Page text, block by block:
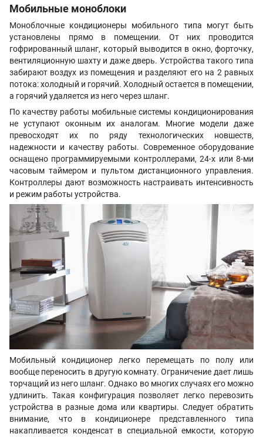
Мобильные моноблоки
Моноблочные кондиционеры мобильного типа могут быть
установлены прямо в помещении. От них проводится
гофрированный шланг, который выводится в окно, форточку,
вентиляционную шахту и даже дверь. Устройства такого типа
забирают воздух из помещения и разделяют его на 2 равных
потока: холодный и горячий. Холодный остается в помещении,
а горячий удаляется из него через шланг.
По качеству работы мобильные системы кондиционирования
не уступают оконным их аналогам. Многие модели даже
превосходят их по ряду технологических новшеств,
надежности и качеству работы. Современное оборудование
оснащено программируемыми контроллерами, 24-х или 8-ми
часовым таймером и пультом дистанционного управления.
Контроллеры дают возможность настраивать интенсивность
и режим работы устройства.
Мобильный кондиционер легко перемещать по полу или
вообще переносить в другую комнату. Ограничение дает лишь
торчащий из него шланг. Однако во многих случаях его можно
удлинить. Такая конфигурация позволяет легко перевозить
устройства в разные дома или квартиры. Следует обратить
внимание, что в кондиционере представленного типа
накапливается конденсат в специальной емкости, которую